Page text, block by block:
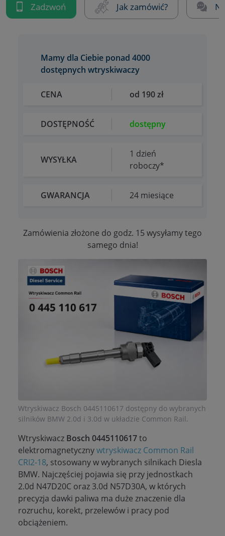
Zadzwoń Jak zamówić?
Mamy dla Ciebie ponad 4000
dostępnych wtryskiwaczy
CENA od 190 zł
DOSTĘPNOŚĆ dostępny
WYSYŁKA
1 dzień
roboczy*
GWARANCJA 24 miesiące
Zamówienia złożone do godz. 15 wysyłamy tego
samego dnia!
Wtryskiwacz Bosch 0445110617 dostępny do wybranych
silników BMW 2.0d i 3.0d w układzie Common Rail.
Wtryskiwacz Bosch 0445110617to
elektromagnetycznywtryskiwacz Common Rail
CRI2-18, stosowany w wybranych silnikach Diesla
BMW. Najczęściej pojawia się przy jednostkach
2.0d N47D20C oraz 3.0d N57D30A, w których
precyzja dawki paliwa ma duże znaczenie dla
rozruchu, korekt, przelewów i pracy pod
obciążeniem.